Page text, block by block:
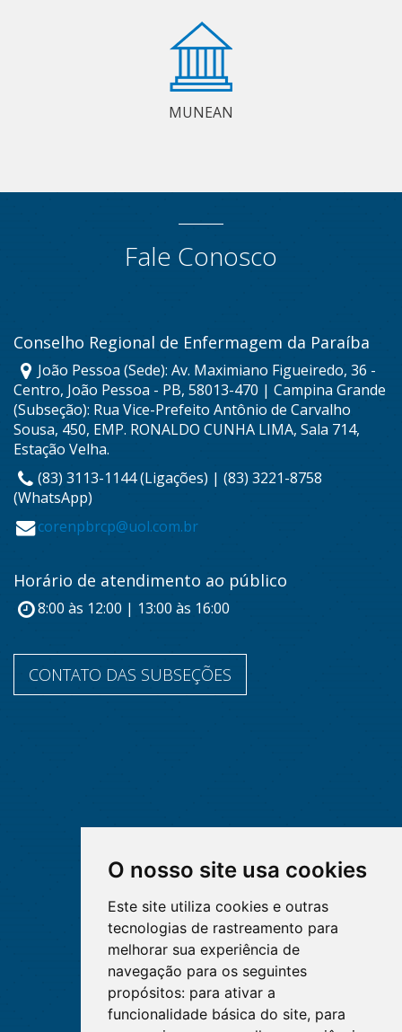
O nosso site usa cookies
Este site utiliza cookies e outras
tecnologias de rastreamento para
melhorar sua experiência de
navegação para os seguintes
propósitos: para ativar a
funcionalidade básica do site, para
MUNEAN
Fale Conosco
Conselho Regional de Enfermagem da Paraíba
João Pessoa (Sede): Av. Maximiano Figueiredo, 36 -
Centro, João Pessoa - PB, 58013-470 | Campina Grande
(Subseção): Rua Vice-Prefeito Antônio de Carvalho
Sousa, 450, EMP. RONALDO CUNHA LIMA, Sala 714,
Estação Velha.
(83) 3113-1144 (Ligações) | (83) 3221-8758
(WhatsApp)
corenpbrcp@uol.com.br
Horário de atendimento ao público
8:00 às 12:00 | 13:00 às 16:00
CONTATO DAS SUBSEÇÕES